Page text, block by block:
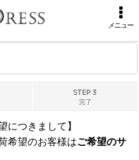
メニュー
STEP 3
完了
につきまして】
希望のお客様はご希望のサ